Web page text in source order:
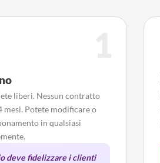
liberi. Nessun contratto
mesi. Potete modificare o
in qualsiasi
deve fidelizzare i clienti